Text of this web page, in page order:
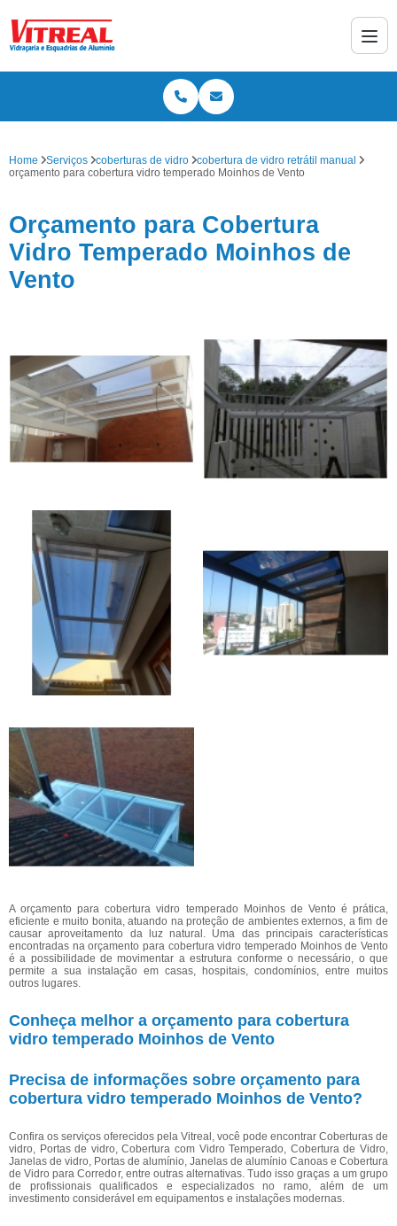
Home Serviços coberturas de vidro
cobertura de vidro retrátil manual
orçamento para cobertura vidro temperado Moinhos de Vento
Orçamento para Cobertura
Vidro Temperado Moinhos de
Vento
A orçamento para cobertura vidro temperado Moinhos de Vento é prática,
eficiente e muito bonita, atuando na proteção de ambientes externos, a fim de
causar aproveitamento da luz natural. Uma das principais características
encontradas na orçamento para cobertura vidro temperado Moinhos de Vento
é a possibilidade de movimentar a estrutura conforme o necessário, o que
permite a sua instalação em casas, hospitais, condomínios, entre muitos
outros lugares.
Conheça melhor a orçamento para cobertura
vidro temperado Moinhos de Vento
Precisa de informações sobre orçamento para
cobertura vidro temperado Moinhos de Vento?
Confira os serviços oferecidos pela Vitreal, você pode encontrar Coberturas de
vidro, Portas de vidro, Cobertura com Vidro Temperado, Cobertura de Vidro,
Janelas de vidro, Portas de alumínio, Janelas de alumínio Canoas e Cobertura
de Vidro para Corredor, entre outras alternativas. Tudo isso graças a um grupo
de profissionais qualificados e especializados no ramo, além de um
investimento considerável em equipamentos e instalações modernas.